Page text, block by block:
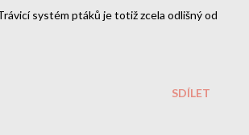
systém ptáků je totiž zcela odlišný od
SDÍLET